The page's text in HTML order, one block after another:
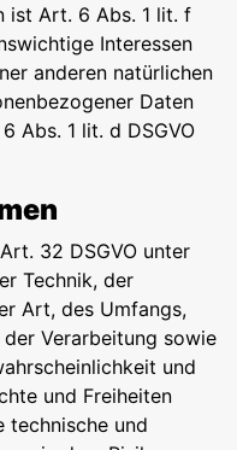
ist Art. 6 Abs. 1 lit. f
Interessen
anderen natürlichen
Daten
Abs. 1 lit. d DSGVO
32 DSGVO unter
Technik, der
Art, des Umfangs,
Verarbeitung sowie
und
und Freiheiten
technische und